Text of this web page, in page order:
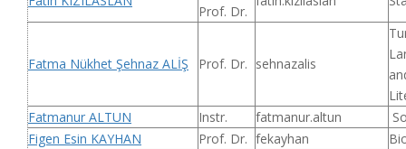
Prof. Dr.
Fatma Nükhet Şehnaz ALİŞ Prof. Dr. sehnazalis
Fatmanur ALTUN
Instr. fatmanur.altun
Figen Esin KAYHAN
Prof. Dr. fekayhan